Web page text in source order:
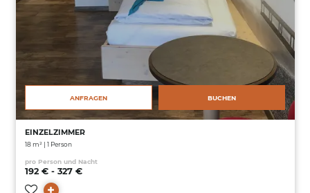
ANFRAGEN BUCHEN
EINZELZIMMER
18 m² | 1 Person
pro Person und Nacht
192 € - 327 €